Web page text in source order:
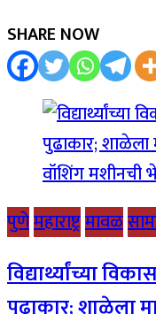
SHARE NOW
पुणेमहाराष्ट्रमावळ
विद्यार्थ्यांच्या